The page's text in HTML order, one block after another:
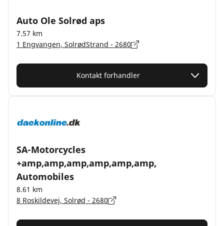
Auto Ole Solrød aps
7.57 km
1 Engvangen, SolrødStrand - 2680
Kontakt forhandler
SA-Motorcycles
+amp,amp,amp,amp,amp,amp,
Automobiles
8.61 km
8 Roskildevej, Solrød - 2680